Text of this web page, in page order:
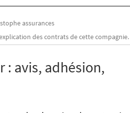
assurances
des contrats de cette compagnie.
: avis, adhésion,